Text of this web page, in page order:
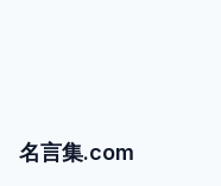
名言集.com